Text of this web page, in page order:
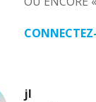
jl